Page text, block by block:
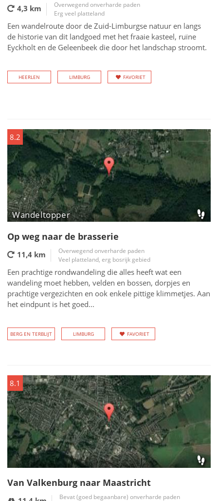
4,3 km
Overwegend onverharde paden
Erg veel platteland
Een wandelroute door de Zuid-Limburgse natuur en langs
de historie van dit landgoed met het fraaie kasteel, ruïne
Eyckholt en de Geleenbeek die door het landschap stroomt.
HEERLEN LIMBURG FAVORIET
8.2
Wandeltopper
Op weg naar de brasserie
11,4 km
Overwegend onverharde paden
Veel platteland, erg bosrijk gebied
Een prachtige rondwandeling die alles heeft wat een
wandeling moet hebben, velden en bossen, dorpjes en
prachtige vergezichten en ook enkele pittige klimmetjes. Aan
het eindpunt is het goed...
BERG EN TERBLIJT LIMBURG FAVORIET
8.1
Van Valkenburg naar Maastricht
Bevat (goed begaanbare) onverharde paden